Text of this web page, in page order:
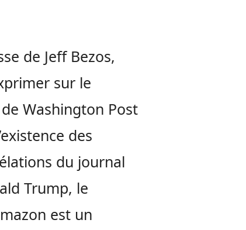
de Jeff Bezos,
sur le
Washington Post
des
du journal
Trump, le
est un